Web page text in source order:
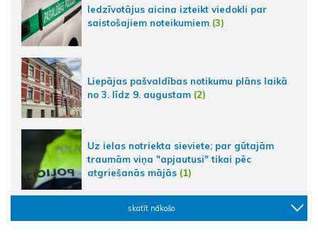
Iedzīvotājus aicina izteikt viedokli par
saistošajiem noteikumiem (3)
Liepājas pašvaldības notikumu plāns laikā
no 3. līdz 9. augustam (2)
Uz ielas notriekta sieviete; par gūtajām
traumām viņa "apjautusi" tikai pēc
atgriešanās mājās (1)
skatīt nākošo